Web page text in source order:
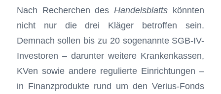
Nach Recherchen desHandelsblatts könnten
nicht nur die drei Kläger betroffen sein.
Demnach sollen bis zu 20 sogenannte SGB-IV-
Investoren – darunter weitere Krankenkassen,
KVen sowie andere regulierte Einrichtungen –
in Finanzprodukte rund um den Verius-Fonds